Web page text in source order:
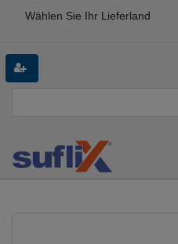
Wählen Sie Ihr Lieferland